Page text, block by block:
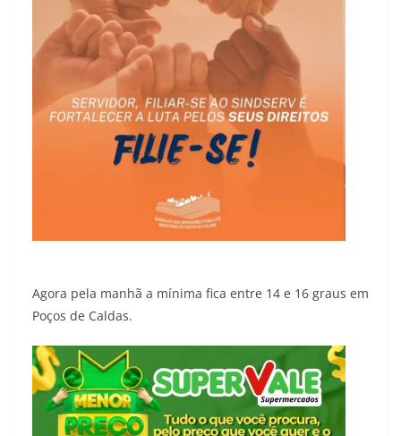
Agora pela manhã a mínima fica entre 14 e 16 graus em
Poços de Caldas.